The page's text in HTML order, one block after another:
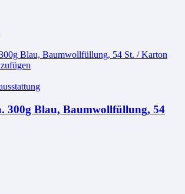
300g Blau, Baumwollfüllung, 54